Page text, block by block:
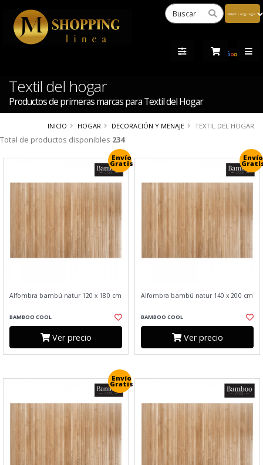
Textil del hogar
Productos de primeras marcas para Textil del Hogar
INICIO HOGAR DECORACIÓN Y MENAJE TEXTIL DEL HOGAR
Total de productos disponibles 234
Envío
Gratis
Alfombra bambú natur 120 x 180 cm
BAMBOO COOL
Ver precio
Envío
Alfombra bambú natur 140 x 200 cm
BAMBOO COOL
Ver precio
Envío
Gratis